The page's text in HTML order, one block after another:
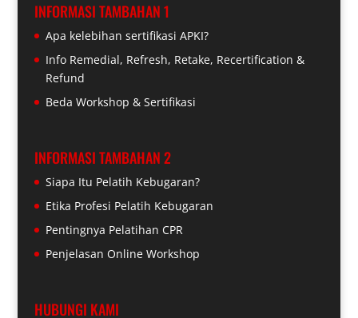
INFORMASI TAMBAHAN 1
Apa kelebihan sertifikasi APKI?
Info Remedial, Refresh, Retake, Recertification &
Refund
Beda Workshop & Sertifikasi
INFORMASI TAMBAHAN 2
Siapa Itu Pelatih Kebugaran?
Etika Profesi Pelatih Kebugaran
Pentingnya Pelatihan CPR
Penjelasan Online Workshop
HUBUNGI KAMI